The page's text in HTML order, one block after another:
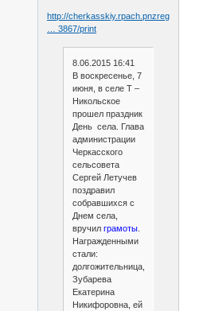
http://cherkasskiy.rpach.pnzreg.ru/news
… 3867/print
8.06.2015 16:41
В воскресенье, 7
июня, в селе Т –
Никольское
прошел праздник
День села. Глава
администрации
Черкасского
сельсовета
Сергей Летучев
поздравил
собравшихся с
Днем села,
вручил грамоты.
Награжденными
стали:
долгожительница,
Зубарева
Екатерина
Никифоровна, ей